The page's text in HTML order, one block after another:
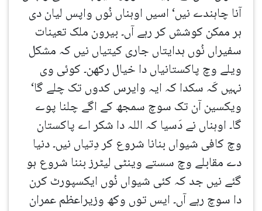
آنا چاہندے نیں‘ اسیں اوہناں نُوں واپس لیان دی
ہر ممکن کوشش کر رہے آں۔ بیرون ملک تعینات
سفیراں نُوں ہدایتاں جاری کیتیاں نیں کہ مشکل
ویلے وچ پاکستانیاں دا خیال رکھن۔ کوئی وی
نہیں کَہ سکدا کہ ایہ وایرس کدوں تک چلے گا‘
ویکسین آن تک سوچ سمجھ کے اگے چلنا پوے
گا۔ اوہناں نے دَسیا کہ اللہ دا شکر اے پاکستان
وچ کافی شیواں بنانا شروع کر دِتیاں نیں۔ دنیا
دے مقابلے وچ سستے وینٹی لیٹرز بننا شروع ہو
گئے نیں جد کہ کئی شیواں نُوں ایکسپورٹ کرن
دا سوچ رہے آں۔ ایس توں وکھ وزیراعظم عمران